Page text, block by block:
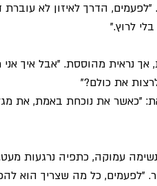
"לפעמים, הדרך לאיזון לא
לרוץ."
אך נראית מהוססת. "אבל איך
את כולם?"
"כאשר את נוכחת באמת, את
עמוקה, כתפיה נרגעות
"לפעמים, כל מה שצריך